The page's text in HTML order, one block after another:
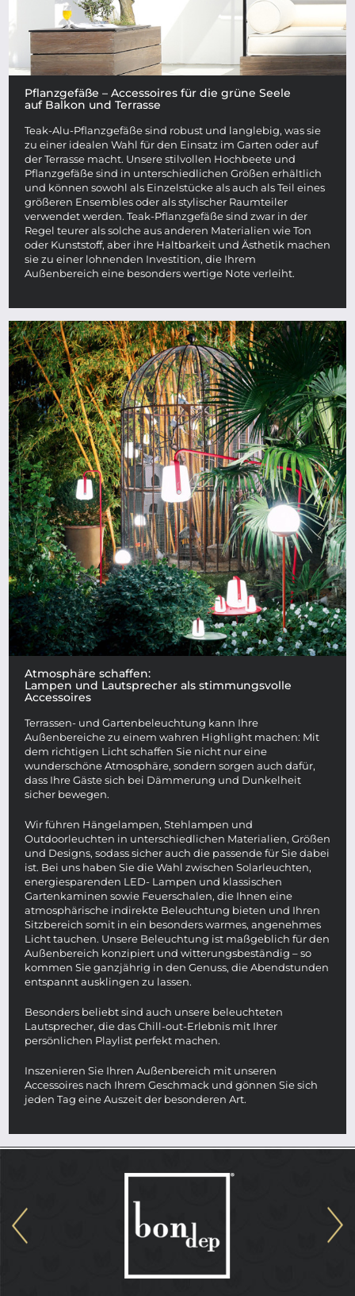
Pflanzgefäße – Accessoires für die grüne Seele
auf Balkon und Terrasse
Teak-Alu-Pflanzgefäße sind robust und langlebig, was sie
zu einer idealen Wahl für den Einsatz im Garten oder auf
der Terrasse macht. Unsere stilvollen Hochbeete und
Pflanzgefäße sind in unterschiedlichen Größen erhältlich
und können sowohl als Einzelstücke als auch als Teil eines
größeren Ensembles oder als stylischer Raumteiler
verwendet werden. Teak-Pflanzgefäße sind zwar in der
Regel teurer als solche aus anderen Materialien wie Ton
oder Kunststoff, aber ihre Haltbarkeit und Ästhetik machen
sie zu einer lohnenden Investition, die Ihrem
Außenbereich eine besonders wertige Note verleiht.
Atmosphäre schaffen:
Lampen und Lautsprecher als stimmungsvolle
Accessoires
Terrassen- und Gartenbeleuchtung kann Ihre
Außenbereiche zu einem wahren Highlight machen: Mit
dem richtigen Licht schaffen Sie nicht nur eine
wunderschöne Atmosphäre, sondern sorgen auch dafür,
dass Ihre Gäste sich bei Dämmerung und Dunkelheit
sicher bewegen.
Wir führen Hängelampen, Stehlampen und
Outdoorleuchten in unterschiedlichen Materialien, Größen
und Designs, sodass sicher auch die passende für Sie dabei
ist. Bei uns haben Sie die Wahl zwischen Solarleuchten,
energiesparenden LED- Lampen und klassischen
Gartenkaminen sowie Feuerschalen, die Ihnen eine
atmosphärische indirekte Beleuchtung bieten und Ihren
Sitzbereich somit in ein besonders warmes, angenehmes
Licht tauchen. Unsere Beleuchtung ist maßgeblich für den
Außenbereich konzipiert und witterungsbeständig – so
kommen Sie ganzjährig in den Genuss, die Abendstunden
entspannt ausklingen zu lassen.
Besonders beliebt sind auch unsere beleuchteten
Lautsprecher, die das Chill-out-Erlebnis mit Ihrer
persönlichen Playlist perfekt machen.
Inszenieren Sie Ihren Außenbereich mit unseren
Accessoires nach Ihrem Geschmack und gönnen Sie sich
jeden Tag eine Auszeit der besonderen Art.